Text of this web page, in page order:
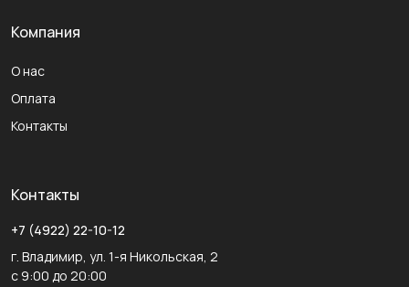
Компания
О нас
Оплата
Контакты
Контакты
+7 (4922) 22-10-12
г. Владимир, ул. 1-я Никольская, 2
с 9:00 до 20:00